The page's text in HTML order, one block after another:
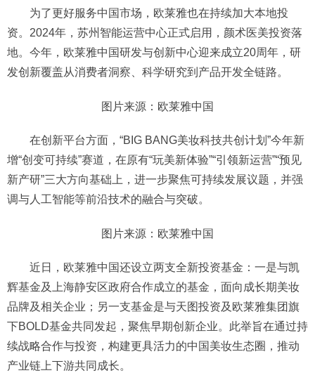
为了更好服务中国市场，欧莱雅也在持续加大本地投
资。2024年，苏州智能运营中心正式启用，颜术医美投资落
地。今年，欧莱雅中国研发与创新中心迎来成立20周年，研
发创新覆盖从消费者洞察、科学研究到产品开发全链路。
图片来源：欧莱雅中国
在创新平台方面，“BIG BANG美妆科技共创计划”今年新
增“创变可持续”赛道，在原有“玩美新体验”“引领新运营”“预见
新产研”三大方向基础上，进一步聚焦可持续发展议题，并强
调与人工智能等前沿技术的融合与突破。
图片来源：欧莱雅中国
近日，欧莱雅中国还设立两支全新投资基金：一是与凯
辉基金及上海静安区政府合作成立的基金，面向成长期美妆
品牌及相关企业；另一支基金是与天图投资及欧莱雅集团旗
下BOLD基金共同发起，聚焦早期创新企业。此举旨在通过持
续战略合作与投资，构建更具活力的中国美妆生态圈，推动
产业链上下游共同成长。